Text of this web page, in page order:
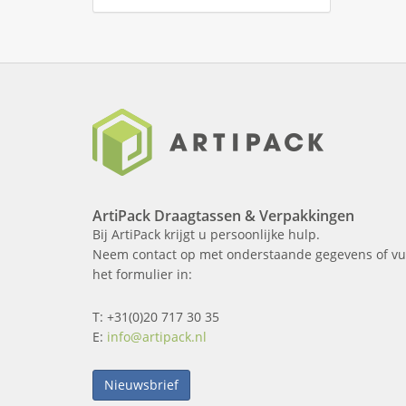
ArtiPack Draagtassen & Verpakkingen
Bij ArtiPack krijgt u persoonlijke hulp.
Neem contact op met onderstaande gegevens of
het formulier in:
T: +31(0)20 717 30 35
E: info@artipack.nl
Nieuwsbrief